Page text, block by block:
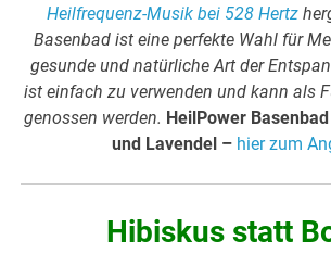
Heilfrequenz-Musik bei 528 Hertz
Basenbad ist eine perfekte Wahl für
gesunde und natürliche Art der
ist einfach zu verwenden und kann als
genossen werden. HeilPower
und Lavendel – hier zum
Hibiskus statt